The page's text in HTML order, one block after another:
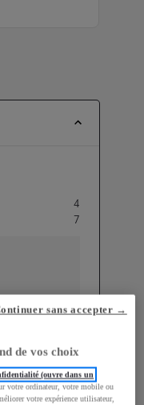
4
7
de vos choix
(ouvre dans un
votre ordinateur, votre mobile ou
votre expérience utilisateur,
sans accepter →